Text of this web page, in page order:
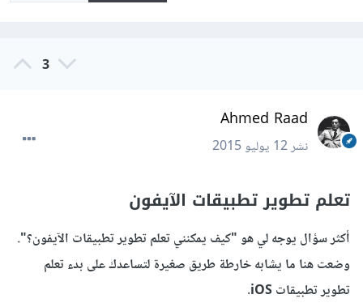
3
Ahmed Raad
نشر12 يوليو 2015
تعلم تطوير تطبيقات الآيفون
أكثر سؤال يوجه لي هو "كيف يمكنني تعلم تطوير تطبيقات الآيفون؟".
وضعت هنا ما يشابه خارطة طريق صغيرة لتساعدك على بدء تعلم
تطوير تطبيقات iOS.